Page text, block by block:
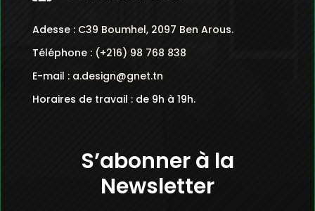
Adesse : C39 Boumhel, 2097 Ben Arous.
Téléphone :(+216) 98 768 838
E-mail : a.design@gnet.tn
Horaires de travail : de 9h à 19h.
S’abonner à la
Newsletter